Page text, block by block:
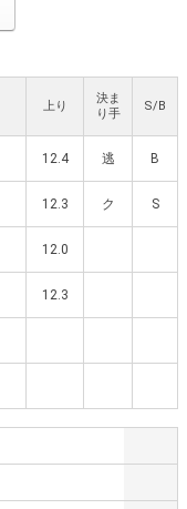
上り
決ま
り手
S/B
12.4 逃 B
12.3 ク S
12.0
12.3